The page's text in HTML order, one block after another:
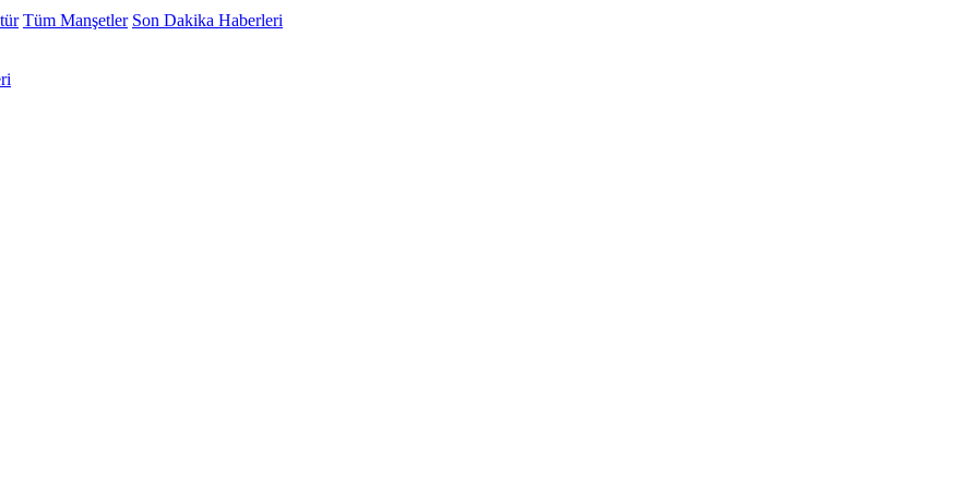
Tüm Manşetler Son Dakika Haberleri